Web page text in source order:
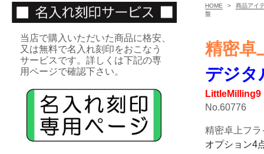
HOME >
商品アイ
盤
精密卓
デジタ
LittleMilling9
No.60776
精密卓上フ
オプション4
当店で購入いただいた商品に格安、
又は無料で名入れ刻印をおこなう
サービスです。詳しくは下記の専
用ページで確認下さい。